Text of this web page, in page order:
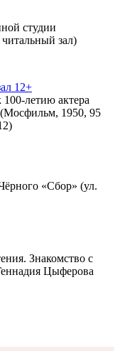
студии
зал)
12+
летию актера
(Мосфильм, 1950, 95
«Сбор» (ул.
Знакомство с
Цыферова